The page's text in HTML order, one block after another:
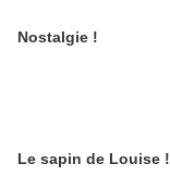
Nostalgie !
Le sapin de Louise !